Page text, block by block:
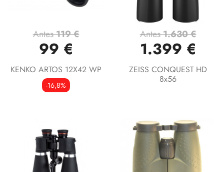
Antes119 €
99 €
KENKO ARTOS 12X42 WP
-16,8%
Antes1.630 €
1.399 €
ZEISS CONQUEST HD
8x56